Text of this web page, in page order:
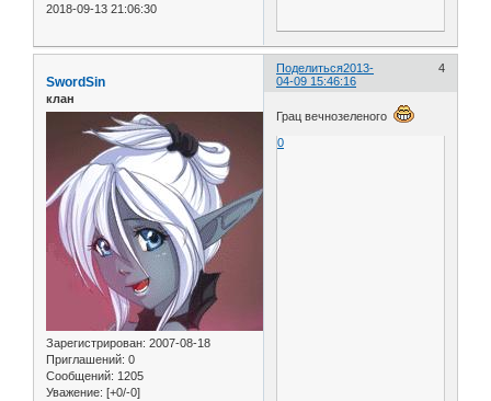
2018-09-13 21:06:30
Поделиться 4
2013-
04-09 15:46:16
SwordSin
клан
Зарегистрирован: 2007-08-18
Приглашений: 0
Сообщений: 1205
Уважение: [+0/-0]
Грац вечнозеленого
0